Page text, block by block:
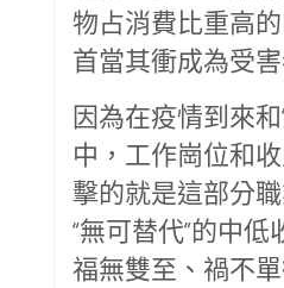
物占消費比重高
首當其衝成為受害
因為在疫情到來和
中，工作崗位和
擊的就是這部分
“無可替代”的中
福無雙至、禍不